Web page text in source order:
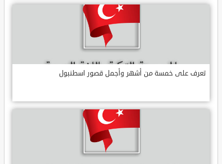
تعرف على خمسة من أشهر وأجمل قصور اسطنبول